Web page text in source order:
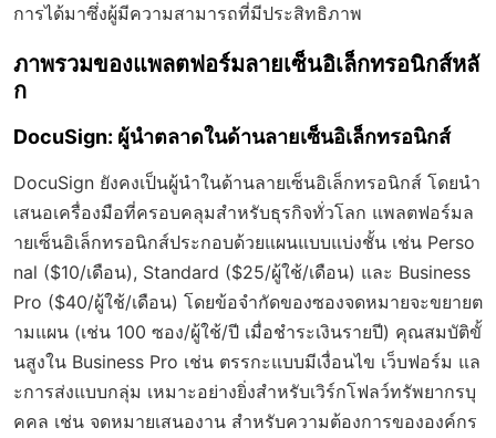
การได้มาซึ่งผู้มีความสามารถที่มีประสิทธิภาพ
ภาพรวมของแพลตฟอร์มลายเซ็นอิเล็กทรอนิกส์หลั
ก
DocuSign: ผู้นำตลาดในด้านลายเซ็นอิเล็กทรอนิกส์
DocuSign ยังคงเป็นผู้นำในด้านลายเซ็นอิเล็กทรอนิกส์ โดยนำ
เสนอเครื่องมือที่ครอบคลุมสำหรับธุรกิจทั่วโลก แพลตฟอร์มล
ายเซ็นอิเล็กทรอนิกส์ประกอบด้วยแผนแบบแบ่งชั้น เช่น Perso
nal ($10/เดือน), Standard ($25/ผู้ใช้/เดือน) และ Business
Pro ($40/ผู้ใช้/เดือน) โดยข้อจำกัดของซองจดหมายจะขยายต
ามแผน (เช่น 100 ซอง/ผู้ใช้/ปี เมื่อชำระเงินรายปี) คุณสมบัติขั้
นสูงใน Business Pro เช่น ตรรกะแบบมีเงื่อนไข เว็บฟอร์ม แล
ะการส่งแบบกลุ่ม เหมาะอย่างยิ่งสำหรับเวิร์กโฟลว์ทรัพยากรบุ
คคล เช่น จดหมายเสนองาน สำหรับความต้องการขององค์กร